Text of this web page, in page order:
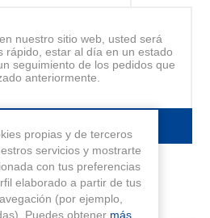
nuestro sitio web, usted será
rápido, estar al día en un estado
seguimiento de los pedidos que
anteriormente.
SESIÓN
propias y de terceros
servicios y mostrarte
con tus preferencias
elaborado a partir de tus
(por ejemplo,
Puedes obtener más